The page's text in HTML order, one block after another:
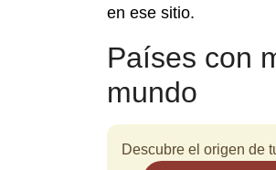
en ese sitio.
Países con
mundo
Descubre el origen de